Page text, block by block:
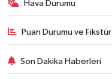
Hava Durumu
Puan Durumu ve Fikstür
Son Dakika Haberleri